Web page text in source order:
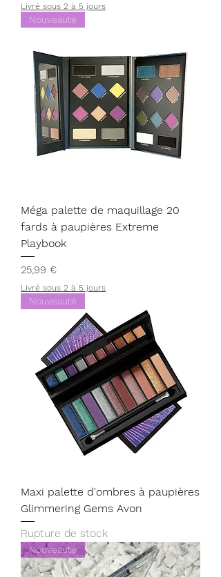
Livré sous 2 à 5 jours
Nouveauté
Méga palette de maquillage 20
fards à paupières Extreme
Playbook
Prix
25,99 €
Livré sous 2 à 5 jours
Nouveauté
Maxi palette d'ombres à paupières
Glimmering Gems Avon
Rupture de stock
Nouveauté